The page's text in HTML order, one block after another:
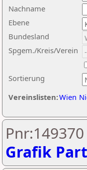
Nachname
Ebene
Sortierung
Bundesland
Spgem./Kreis/Verein
Vereinslisten:Wien
Grafik